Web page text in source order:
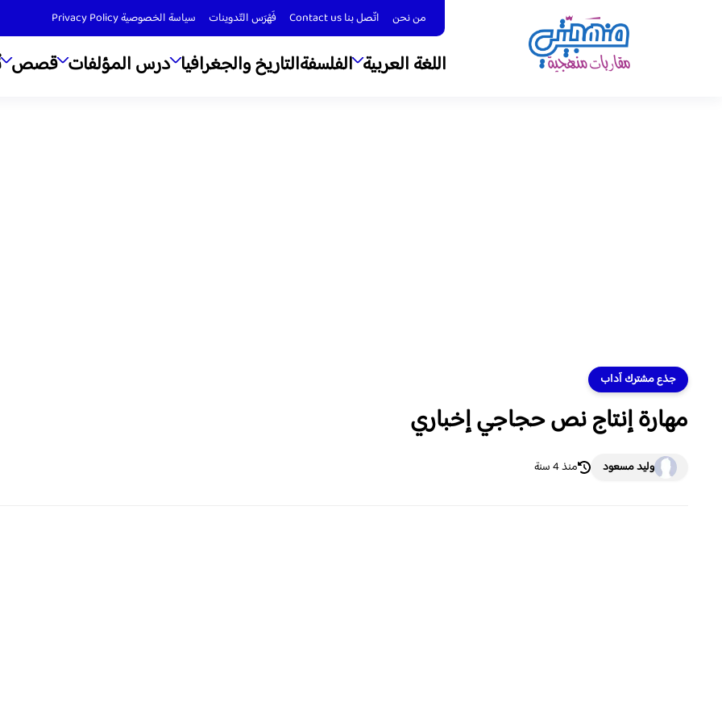
من نحن اتّصل بنا Contact us فَهْرَس التّدوينات سياسة الخصوصية Privacy Policy
اللغة العربية الفلسفةالتاريخ والجغرافيا درس المؤلفات قصص
جذع مشترك آداب
مهارة إنتاج نص حجاجي إخباري
وليد مسعود منذ 4 سنة